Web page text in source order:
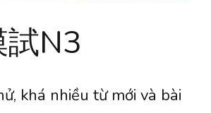
N3
khá nhiều từ mới và bài